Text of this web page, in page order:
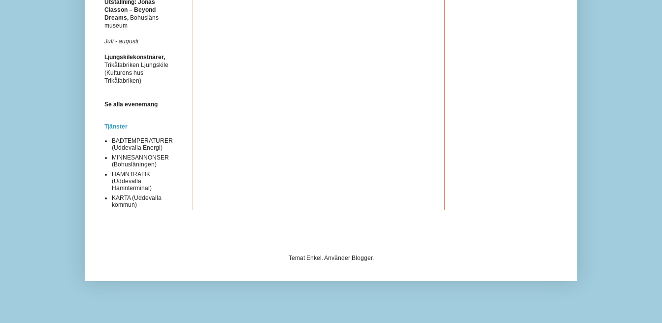
Utställning: Jonas
Classon – Beyond
Dreams, Bohusläns
museum
Juli - augusti
Ljungskilekonstnärer,
Trikåfabriken Ljungskile
(Kulturens hus
Trikåfabriken)
Se alla evenemang
Tjänster
BADTEMPERATURER
(Uddevalla Energi)
MINNESANNONSER
(Bohusläningen)
HAMNTRAFIK
(Uddevalla
Hamnterminal)
KARTA (Uddevalla
kommun)
Temat Enkel. Använder Blogger.